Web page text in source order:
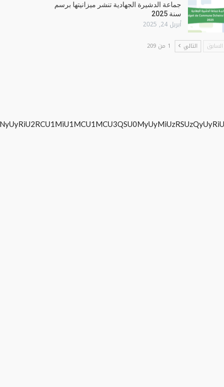
جماعة الدشيرة الجهادية تنشر ميزانيتها برسم
سنة 2025
أبريل 24, 2025
السابق التالي 1 من 209